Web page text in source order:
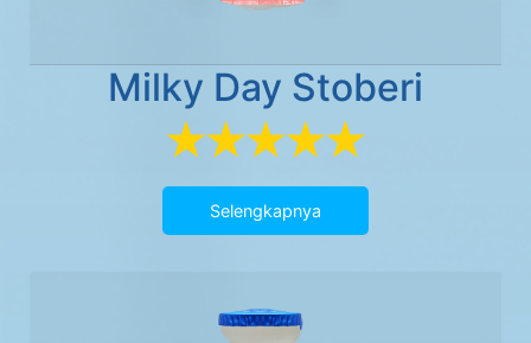
Milky Day Stoberi
Selengkapnya